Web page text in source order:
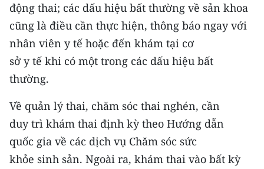
động thai; các dấu hiệu bất thường về sản khoa
cũng là điều cần thực hiện, thông báo ngay với
nhân viên y tế hoặc đến khám tại cơ
sở y tế khi có một trong các dấu hiệu bất
thường.
Về quản lý thai, chăm sóc thai nghén, cần
duy trì khám thai định kỳ theo Hướng dẫn
quốc gia về các dịch vụ Chăm sóc sức
khỏe sinh sản. Ngoài ra, khám thai vào bất kỳ